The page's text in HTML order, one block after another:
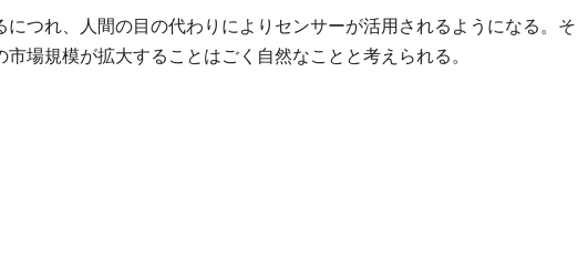
につれ、人間の目の代わりによりセンサーが活用されるようになる。そ
市場規模が拡大することはごく自然なことと考えられる。